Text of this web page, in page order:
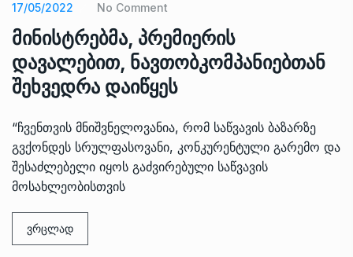
17/05/2022 No Comment
მინისტრებმა, პრემიერის
დავალებით, ნავთობკომპანიებთან
შეხვედრა დაიწყეს
“ჩვენთვის მნიშვნელოვანია, რომ საწვავის ბაზარზე
გვქონდეს სრულფასოვანი, კონკურენტული გარემო და
შესაძლებელი იყოს გაძვირებული საწვავის
მოსახლეობისთვის
ვრცლად